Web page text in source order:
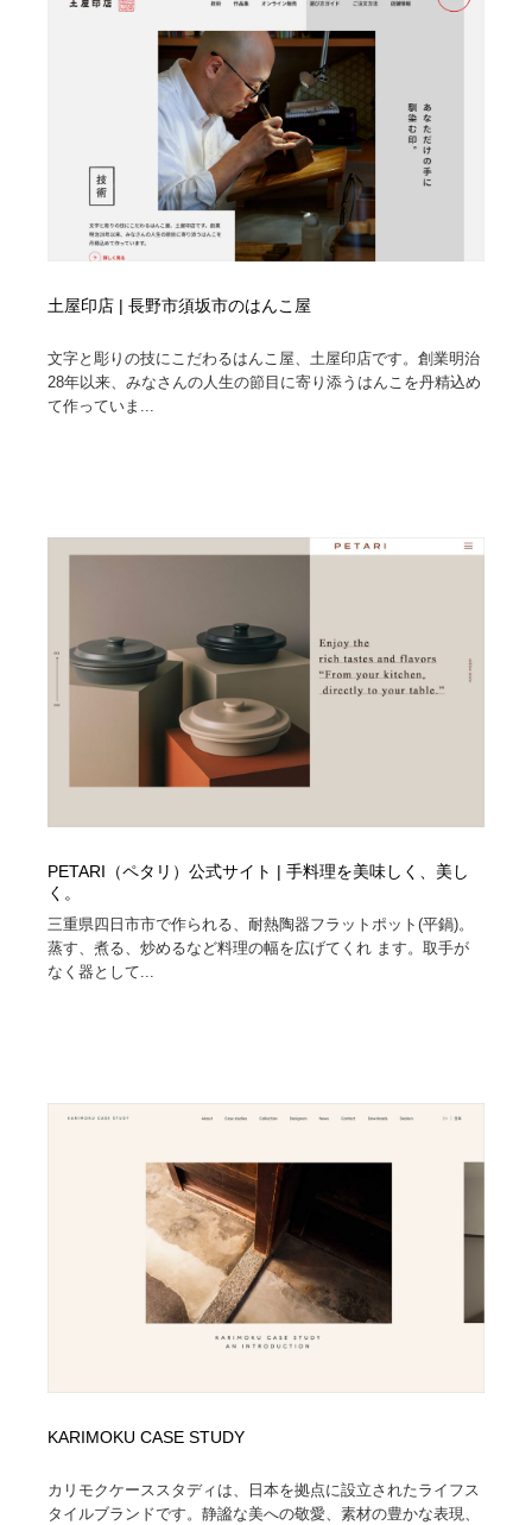
土屋印店 | 長野市須坂市のはんこ屋
文字と彫りの技にこだわるはんこ屋、土屋印店です。創業明治
28年以来、みなさんの人生の節目に寄り添うはんこを丹精込め
て作っていま...
PETARI（ペタリ）公式サイト | 手料理を美味しく、美し
く。
三重県四日市市で作られる、耐熱陶器フラットポット(平鍋)。
蒸す、煮る、炒めるなど料理の幅を広げてくれ ます。取手が
なく器として...
KARIMOKU CASE STUDY
カリモクケーススタディは、日本を拠点に設立されたライフス
タイルブランドです。静謐な美への敬愛、素材の豊かな表現、